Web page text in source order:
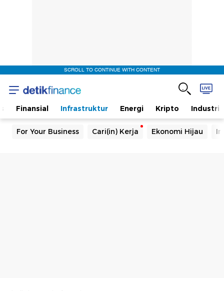
SCROLL TO CONTINUE WITH CONTENT
Finansial Infrastruktur Energi Kripto Industri
For Your Business Cari(in) Kerja Ekonomi Hijau